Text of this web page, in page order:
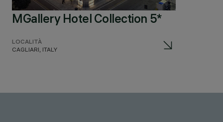
MGallery Hotel Collection 5*
LOCALITÀ
CAGLIARI, ITALY